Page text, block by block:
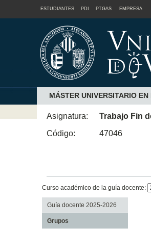
ESTUDIANTES PDI PTGAS EMPRESA
MÁSTER UNIVERSITARIO
Asignatura:
Trabajo Fin
Código:
47046
Curso académico de la guía docente:
Guía docente 2025-2026
Grupos